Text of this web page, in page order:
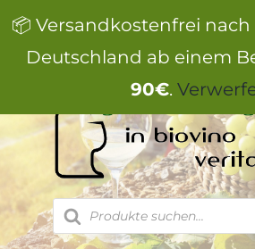
📦 Versandkostenfrei
Deutschland ab einem
90€.
Inhalt
springen
Products
search